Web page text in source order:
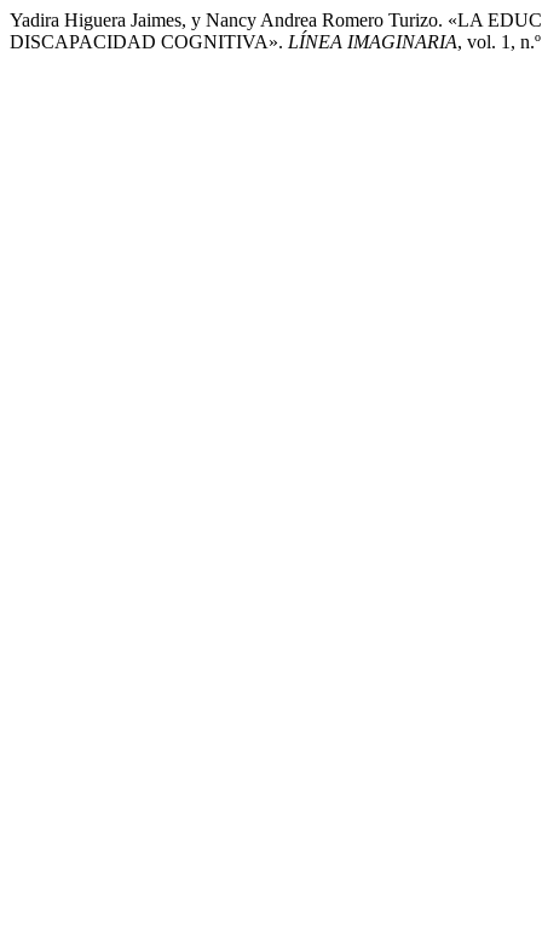
Yadira Higuera Jaimes, y Nancy Andrea Romero Turizo. «LA
DISCAPACIDAD COGNITIVA». LÍNEA IMAGINARIA, vol. 1,